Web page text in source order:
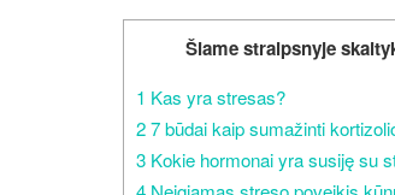
Šiame straipsnyje
1 Kas yra stresas?
27 būdai kaip sumažinti
3 Kokie hormonai yra susiję su